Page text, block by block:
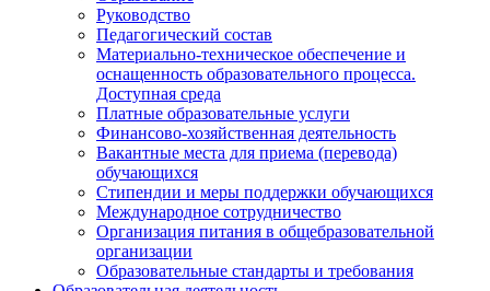
Руководство
Педагогический состав
Материально-техническое обеспечение и
оснащенность образовательного процесса.
Доступная среда
Платные образовательные услуги
Финансово-хозяйственная деятельность
Вакантные места для приема (перевода)
обучающихся
Стипендии и меры поддержки обучающихся
Международное сотрудничество
Организация питания в общебразовательной
организации
Образовательные стандарты и требования